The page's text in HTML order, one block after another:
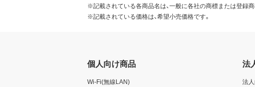
※記載されている各商品名は、一般に各社の商標または登録商
※記載されている価格は、希望小売価格です。
個人向け商品
Wi-Fi(無線LAN)
法
法